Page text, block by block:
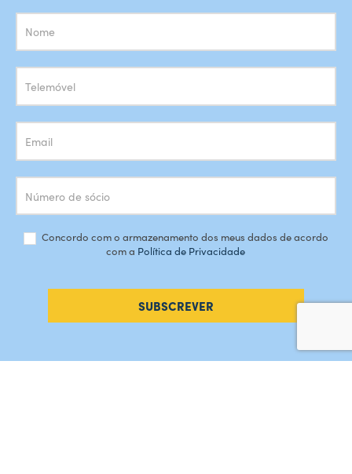
Subscrição
Newsletter
Concordo com o armazenamento dos meus dados de acordo
com a Política de Privacidade
SUBSCREVER